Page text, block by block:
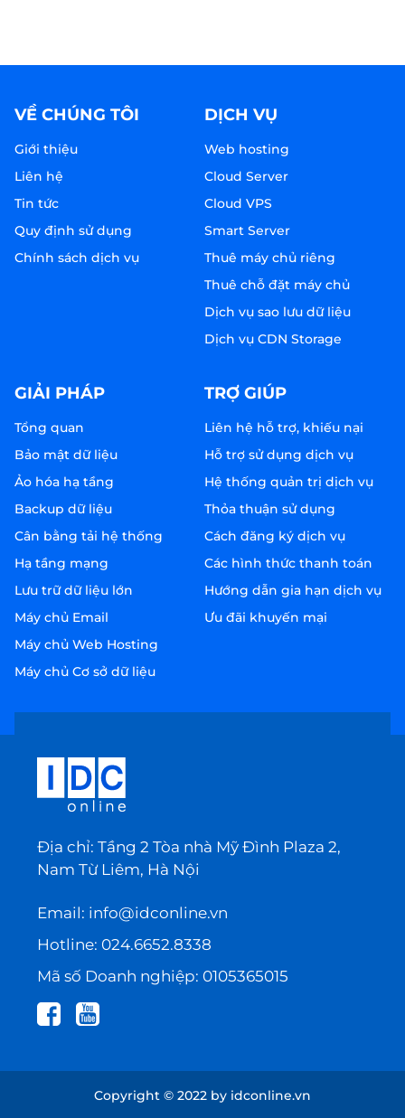
VỀ CHÚNG TÔI
Giới thiệu
Liên hệ
Tin tức
Quy định sử dụng
Chính sách dịch vụ
DỊCH VỤ
Web hosting
Cloud Server
Cloud VPS
Smart Server
Thuê máy chủ riêng
Thuê chỗ đặt máy chủ
Dịch vụ sao lưu dữ liệu
Dịch vụ CDN Storage
GIẢI PHÁP
Tổng quan
Bảo mật dữ liệu
Ảo hóa hạ tầng
Backup dữ liệu
Cân bằng tải hệ thống
Hạ tầng mạng
Lưu trữ dữ liệu lớn
Máy chủ Email
Máy chủ Web Hosting
Máy chủ Cơ sở dữ liệu
TRỢ GIÚP
Liên hệ hỗ trợ, khiếu nại
Hỗ trợ sử dụng dịch vụ
Hệ thống quản trị dịch vụ
Thỏa thuận sử dụng
Cách đăng ký dịch vụ
Các hình thức thanh toán
Hướng dẫn gia hạn dịch vụ
Ưu đãi khuyến mại
Địa chỉ: Tầng 2 Tòa nhà Mỹ Đình Plaza 2,
Nam Từ Liêm, Hà Nội
Email: info@idconline.vn
Hotline: 024.6652.8338
Mã số Doanh nghiệp: 0105365015
Copyright © 2022 by idconline.vn